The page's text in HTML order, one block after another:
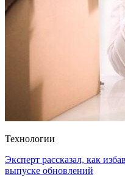
Технологии
Эксперт рассказал, как
выпуске обновлений